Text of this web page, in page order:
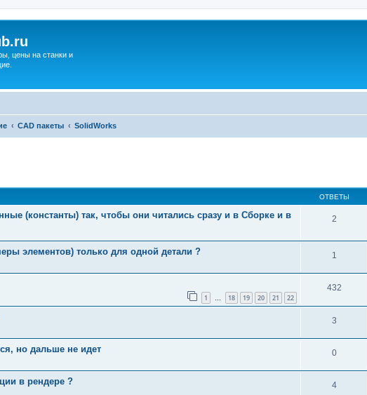
цены на станки и
CAD пакеты SolidWorks
ОТВЕТЫ
(константы) так, чтобы они читались сразу и в Сборке и в
2
элементов) только для одной детали ? 1
1 … 18 19 20 21 22
432
3
но дальше не идет 0
в рендере ? 4